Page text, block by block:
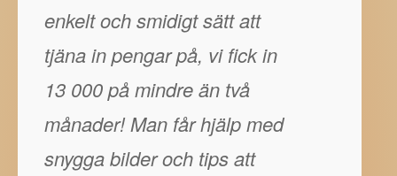
enkelt och smidigt sätt att
tjäna in pengar på, vi fick in
13 000 på mindre än två
månader! Man får hjälp med
snygga bilder och tips att